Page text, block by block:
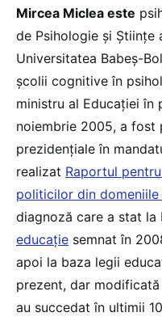
Mircea Miclea este
de Psihologie și Științe
Universitatea Babeș-
școlii cognitive în
ministru al Educației în
noiembrie 2005, a fost
prezidențiale în
realizat Raportul
politicilor din
diagnoză care a stat la
educație semnat în
apoi la baza legii
prezent, dar
au succedat în ultimii